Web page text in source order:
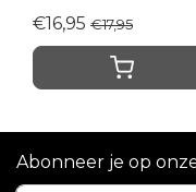
€16,95 €17,95
Abonneer je op